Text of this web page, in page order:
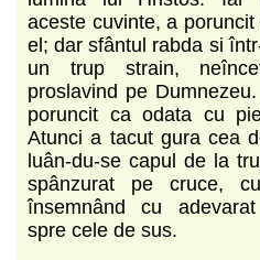
aceste cuvinte, a
el; dar sfântul rabda si
un trup strain,
proslavind pe
poruncit ca odata cu
Atunci a tacut gura cea
luân-du-se capul de la
spânzurat pe cruce,
însemnând cu
spre cele de sus.